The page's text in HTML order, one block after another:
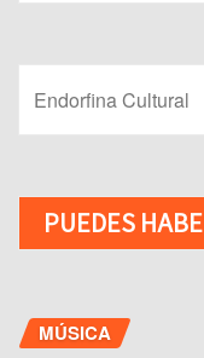
Endorfina Cultural
PUEDES
MÚSICA